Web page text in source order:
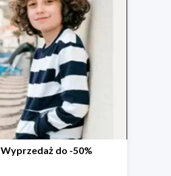
Wyprzedaż do -50%